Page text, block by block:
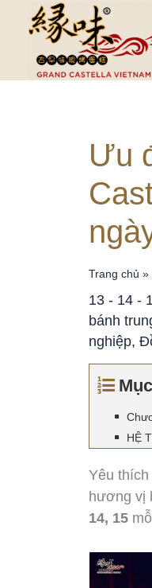
Ưu
Trang chủ »
13 - 14 -
bánh
nghiệp,
HỆ
Yêu
hương vị
14, 15